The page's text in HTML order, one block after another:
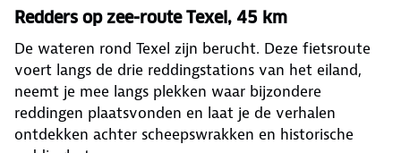
Redders op zee-route Texel, 45 km
De wateren rond Texel zijn berucht. Deze fietsroute
voert langs de drie reddingstations van het eiland,
neemt je mee langs plekken waar bijzondere
reddingen plaatsvonden en laat je de verhalen
ontdekken achter scheepswrakken en historische